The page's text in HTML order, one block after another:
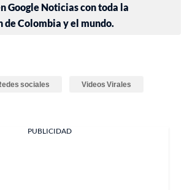
Google Noticias con toda la
Colombia y el mundo.
sociales Videos Virales
PUBLICIDAD